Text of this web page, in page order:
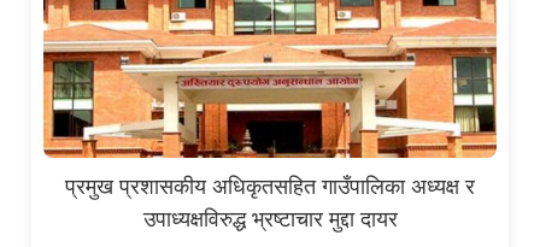
प्रमुख प्रशासकीय अधिकृतसहित गाउँपालिका अध्यक्ष र
उपाध्यक्षविरुद्ध भ्रष्टाचार मुद्दा दायर